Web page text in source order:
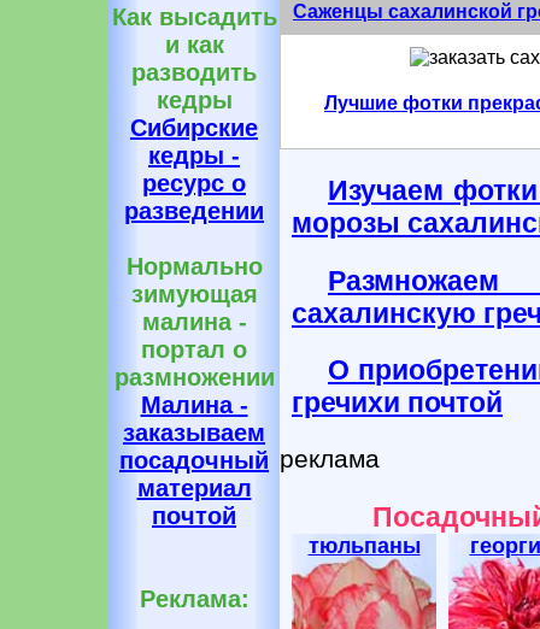
Как высадить
и как
разводить
кедры
Сибирские
кедры -
ресурс о
разведении
Нормально
зимующая
малина -
портал о
размножении
Малина -
заказываем
посадочный
материал
почтой
Реклама:
Саженцы сахалинской
Лучшие фотки
Изучаем
морозы
сахалинскую
О
гречихи почтой
реклама
тюльпаны